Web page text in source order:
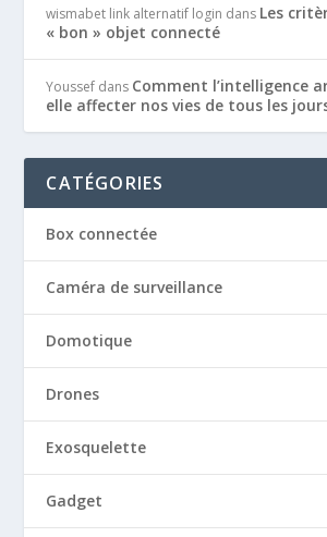
wismabet link alternatif login dans Les
« bon » objet connecté
Youssef dans Comment l’intelligence
elle affecter nos vies de tous les
CATÉGORIES
Box connectée
Caméra de surveillance
Domotique
Drones
Exosquelette
Gadget